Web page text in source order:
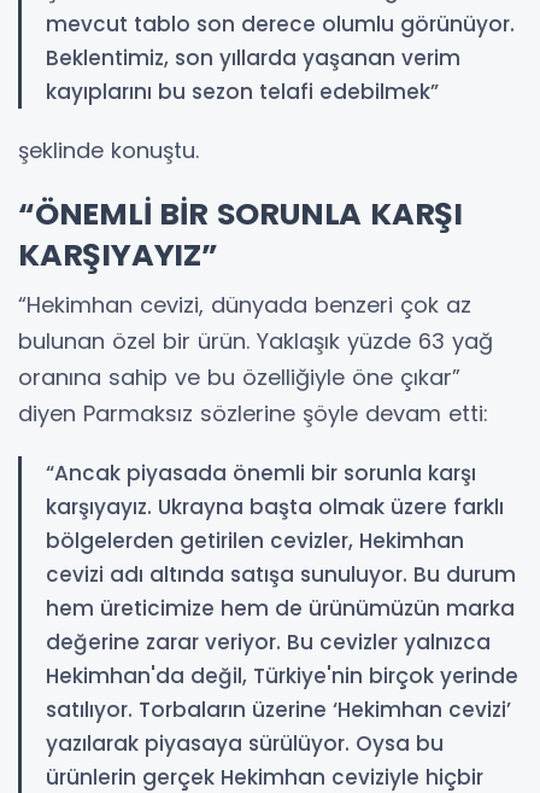
mevcut tablo son derece olumlu görünüyor.
Beklentimiz, son yıllarda yaşanan verim
kayıplarını bu sezon telafi edebilmek”
şeklinde konuştu.
“ÖNEMLİ BİR SORUNLA KARŞI
KARŞIYAYIZ”
“Hekimhan cevizi, dünyada benzeri çok az
bulunan özel bir ürün. Yaklaşık yüzde 63 yağ
oranına sahip ve bu özelliğiyle öne çıkar”
diyen Parmaksız sözlerine şöyle devam etti:
“Ancak piyasada önemli bir sorunla karşı
karşıyayız. Ukrayna başta olmak üzere farklı
bölgelerden getirilen cevizler, Hekimhan
cevizi adı altında satışa sunuluyor. Bu durum
hem üreticimize hem de ürünümüzün marka
değerine zarar veriyor. Bu cevizler yalnızca
Hekimhan'da değil, Türkiye'nin birçok yerinde
satılıyor. Torbaların üzerine ‘Hekimhan cevizi’
yazılarak piyasaya sürülüyor. Oysa bu
ürünlerin gerçek Hekimhan ceviziyle hiçbir